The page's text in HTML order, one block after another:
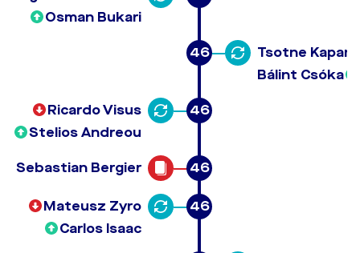
Osman Bukari
46
Tsotne
Bálint Csóka
46
Ricardo Visus
Stelios Andreou
46
Sebastian Bergier
46
Mateusz Zyro
Carlos Isaac